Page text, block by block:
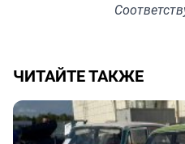
ЧИТАЙТЕ ТАКЖЕ